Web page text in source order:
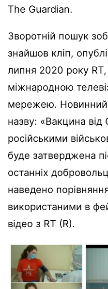
The Guardian.
Зворотній пошук
знайшов кліп,
липня 2020 року
міжнародною
мережею.
назву: «Вакцина
російськими
буде затверджена
останніх
наведено
використаними в
відео з RT (R).